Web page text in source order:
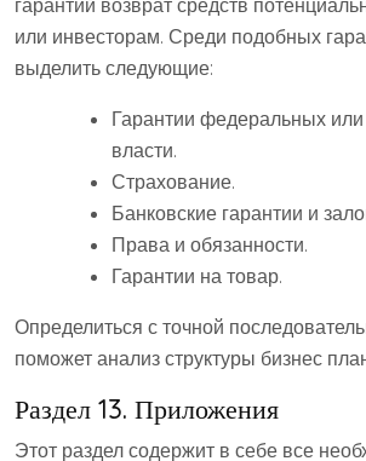
гарантий возврат средств
или инвесторам. Среди подобных
выделить следующие:
Гарантии федеральных
власти.
Страхование.
Банковские гарантии и
Права и обязанности.
Гарантии на товар.
Определиться с точной
поможет анализ структуры бизнес
Раздел 13. Приложения
Этот раздел содержит в себе все